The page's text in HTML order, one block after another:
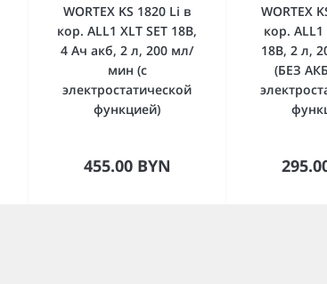
WORTEX KS 1820 Li в
кор. ALL1 XLT SET 18В,
4 Ач акб, 2 л, 200 мл/
мин (с
электростатической
функцией)
455.00 BYN
В корзину
WORTEX
кор. ALL1
18В, 2 л,
(БЕЗ
В